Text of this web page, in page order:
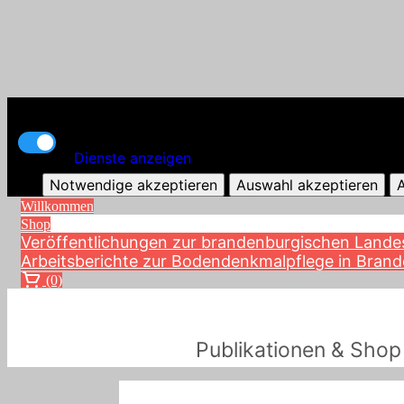
Dienste anzeigen
Notwendige akzeptieren
Auswahl akzeptieren
Willkommen
Shop
Veröffentlichungen zur brandenburgischen
Arbeitsberichte zur Bodendenkmalpflege in
(0)
Publikationen & Shop